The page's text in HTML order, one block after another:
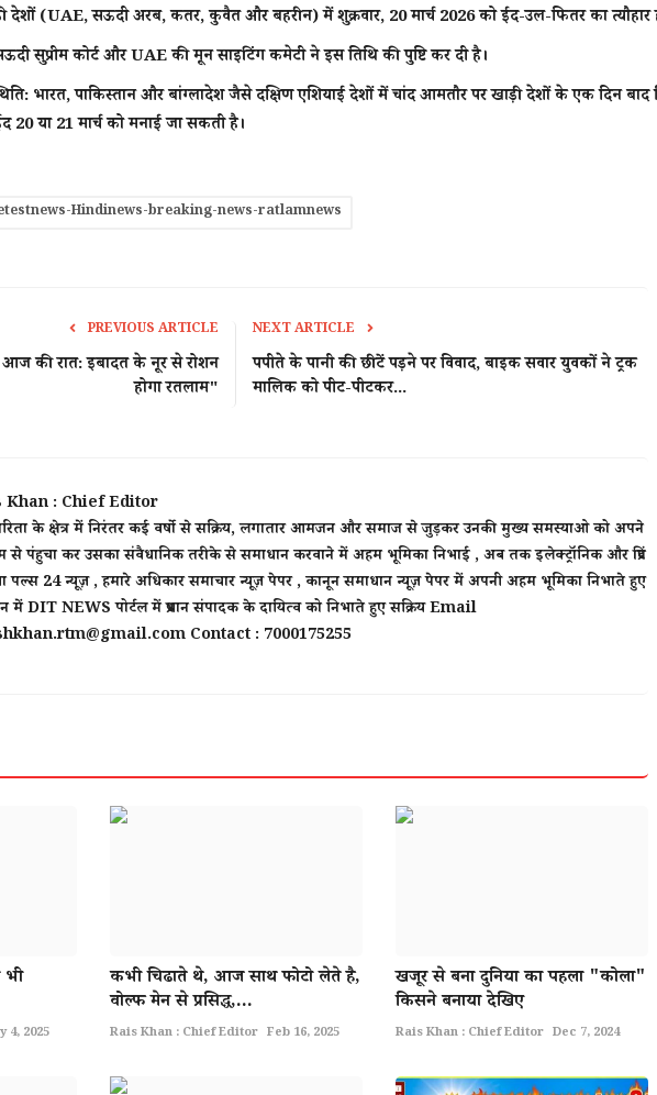
देशों (UAE, सऊदी अरब, कतर, कुवैत और बहरीन) मेंशुक्रवार, 20 मार्च 2026को ईद-उल-फितर का त्यौहार
सुप्रीम कोर्ट और UAE की मून साइटिंग कमेटी ने इस तिथि की पुष्टि कर दी है।
भारत, पाकिस्तान और बांग्लादेश जैसे दक्षिण एशियाई देशों में चांद आमतौर पर खाड़ी देशों के एक दिन
20 या 21 मार्चको मनाई जा सकती है।
Hindinews-breaking-news-ratlamnews
PREVIOUS ARTICLE
की रात: इबादत के नूर से रोशन
होगा रतलाम"
NEXT ARTICLE
पपीते के पानी की छीटें पड़ने पर विवाद, बाइक सवार युवकों ने ट्रक
मालिक को पीट-पीटकर...
Khan : Chief Editor
के क्षेत्र में निरंतर कई वर्षो से सक्रिय, लगातार आमजन और समाज से जुड़कर उनकी मुख्य समस्याओ को अपने
से पंहुचा कर उसका संवैधानिक तरीके से समाधान करवाने में अहम भूमिका निभाई , अब तक इलेक्ट्रॉनिक और प्रिंट
पल्स 24 न्यूज़ , हमारे अधिकार समाचार न्यूज़ पेपर , कानून समाधान न्यूज़ पेपर में अपनी अहम भूमिका निभाते हुए
में DIT NEWS पोर्टल में प्रधान संपादक के दायित्व को निभाते हुए सक्रिय Email
Contact : 7000175255
4, 2025
कभी चिढाते थे, आज साथ फोटो लेते है,
वोल्फ मेन से प्रसिद्ध,...
Rais Khan : Chief Editor Feb 16, 2025
खजूर से बना दुनिया का पहला "कोला"
किसने बनाया देखिए
Rais Khan : Chief Editor Dec 7, 2024
विरोध करता रहूंगा --
Aug 10, 2025
Hindinews-breaking-news-
kaladiwas
बना दुनिया...
Rais Khan : Chief Editor May 13, 2026
News-ratlam-letestnews-Hindinews-breaking-
ratlamnews-Heatwave2026-MPWeather-RatlamCity-
BreakingNews